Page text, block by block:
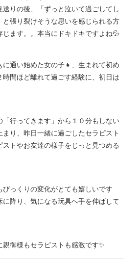
りの後、「ずっと泣いて過ごしてし
張り裂けそうな思いを感じられる方
じます。。本当にドキドキですよね💦
通い始めた女の子👧、生まれて初め
間ほど離れて過ごす経験に、初日は
「行ってきます」から１０分もしない
り、昨日一緒に過ごしたセラピスト
トやお友達の様子をじっと見つめる
っくりの変化がとても嬉しいです
降り、気になる玩具へ手を伸ばして
御様もセラピストも感激です✨